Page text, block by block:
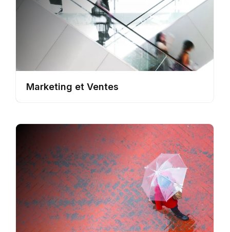
Marketing et Ventes